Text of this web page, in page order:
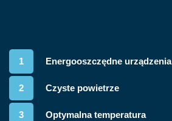
1 Energooszczędne urządzenia
2 Czyste powietrze
3 Optymalna temperatura